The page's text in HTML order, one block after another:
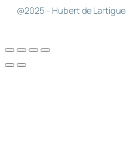
@2025 – Hubert de Lartigue